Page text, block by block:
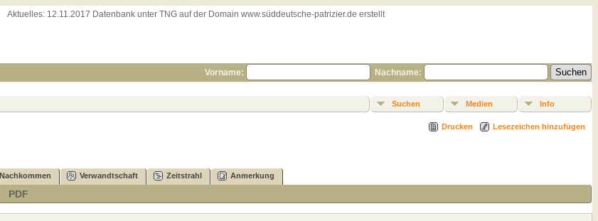
Aktuelles: 12.11.2017 Datenbank unter TNG auf der Domain www.süddeutsche-patrizier.de erstellt
Vorname: Nachname:
Suchen Medien Info
Drucken Lesezeichen hinzufügen
Nachkommen Verwandtschaft Zeitstrahl Anmerkung
PDF